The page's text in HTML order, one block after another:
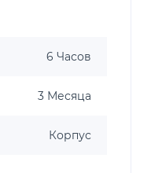
6 Часов
3 Месяца
Корпус